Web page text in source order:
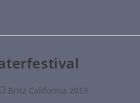
Britz California 2019